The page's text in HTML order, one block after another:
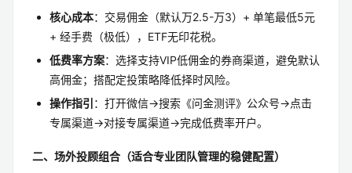
核心成本：交易佣金（默认万2.5-万3）+ 单笔最低5元
+ 经手费（极低），ETF无印花税。
低费率方案：选择支持VIP低佣金的券商渠道，避免默认
高佣金；搭配定投策略降低择时风险。
操作指引 ：打开微信→搜索《问金测评》公众号→点击
专属渠道→对接专属渠道→完成低费率开户。
二、场外投顾组合（适合专业团队管理的稳健配置）